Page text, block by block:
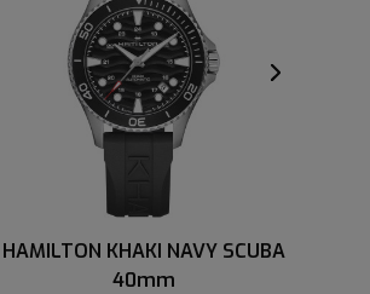
HAMILTON KHAKI NAVY SCUBA
40mm